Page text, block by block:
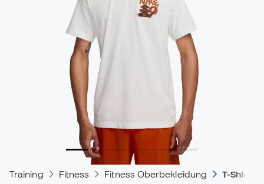
Training Fitness Fitness Oberbekleidung T-Shirts